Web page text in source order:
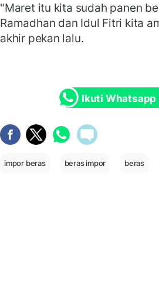
"Maret itu kita sudah panen
Ramadhan dan Idul Fitri kita
akhir pekan lalu.
Ikuti Whatsapp
impor beras beras impor beras